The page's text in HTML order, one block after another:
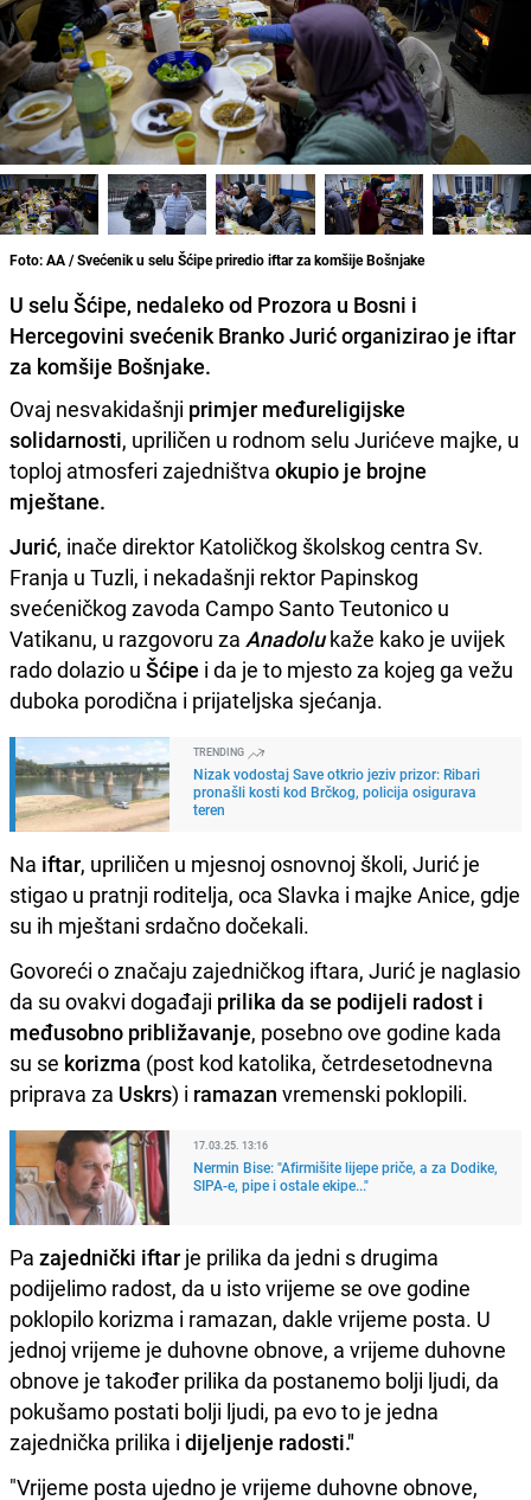
Foto: AA / Svećenik u selu Šćipe priredio iftar za komšije Bošnjake
U selu Šćipe, nedaleko od Prozora u Bosni i
Hercegovini svećenik Branko Jurić organizirao je iftar
za komšije Bošnjake.
Ovaj nesvakidašnji primjer međureligijske
solidarnosti, upriličen u rodnom selu Jurićeve majke, u
toploj atmosferi zajedništva okupio je brojne
mještane.
Jurić, inače direktor Katoličkog školskog centra Sv.
Franja u Tuzli, i nekadašnji rektor Papinskog
svećeničkog zavoda Campo Santo Teutonico u
Vatikanu, u razgovoru za Anadolu kaže kako je uvijek
rado dolazio u Šćipe i da je to mjesto za kojeg ga vežu
duboka porodična i prijateljska sjećanja.
TRENDING
Nizak vodostaj Save otkrio jeziv prizor: Ribari
pronašli kosti kod Brčkog, policija osigurava
teren
Na iftar, upriličen u mjesnoj osnovnoj školi, Jurić je
stigao u pratnji roditelja, oca Slavka i majke Anice, gdje
su ih mještani srdačno dočekali.
Govoreći o značaju zajedničkog iftara, Jurić je naglasio
da su ovakvi događaji prilika da se podijeli radost i
međusobno približavanje, posebno ove godine kada
su se korizma (post kod katolika, četrdesetodnevna
priprava za Uskrs) i ramazan vremenski poklopili.
17.03.25. 13:16
Nermin Bise: "Afirmišite lijepe priče, a za Dodike,
SIPA-e, pipe i ostale ekipe..."
Pa zajednički iftar je prilika da jedni s drugima
podijelimo radost, da u isto vrijeme se ove godine
poklopilo korizma i ramazan, dakle vrijeme posta. U
jednoj vrijeme je duhovne obnove, a vrijeme duhovne
obnove je također prilika da postanemo bolji ljudi, da
pokušamo postati bolji ljudi, pa evo to je jedna
zajednička prilika i dijeljenje radosti."
"Vrijeme posta ujedno je vrijeme duhovne obnove,